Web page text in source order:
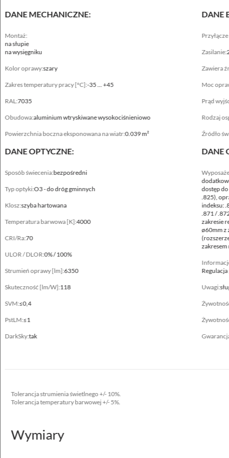
DANE MECHANICZNE:
Montaż:
na słupie
na wysięgniku
Kolor oprawy:szary
Zakres temperatury pracy [°C]:-35 ... +45
RAL:7035
Obudowa:aluminium wtryskiwane wysokociśnieniowo
Powierzchnia boczna eksponowana na wiatr:0.039 m²
DANE
Zasilanie:
Zawiera
Moc
Prąd
Rodzaj
Źródło
DANE OPTYCZNE:
Sposób świecenia:bezpośredni
Typ optyki:O3 - do dróg gminnych
Klosz:szyba hartowana
Temperatura barwowa [K]:4000
CRI/Ra:70
ULOR / DLOR:0% / 100%
Strumień oprawy [lm]:6350
Skuteczność [lm/W]:118
SVM:≤0,4
PstLM:≤1
DarkSky:tak
DANE
dostęp
.825),
indeksu:
.871 /
zakresie
ø60mm z
zakresem
Uwagi:
Tolerancja strumienia świetlnego +/- 10%.
Tolerancja temperatury barwowej +/- 5%.
Wymiary
Dane mechaniczne
Montaż
na słupie ø40-60mm, na słupie ø76mm - modyfikacja .829, na wysięgniku ø40-
szary
7035
aluminium wtryskiwane wysokociśnieniowo
Dane elektryczne
220-240V 50/60Hz